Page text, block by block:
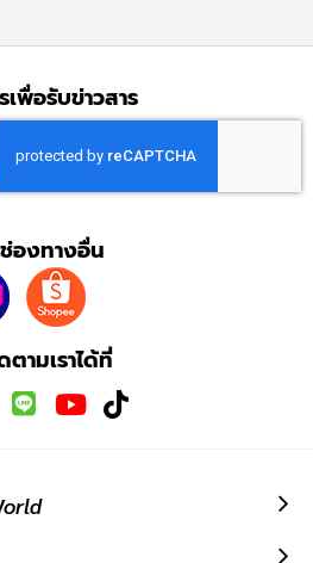
พื่อรับข่าวสาร
องทางอื่น
ามเราได้ที่